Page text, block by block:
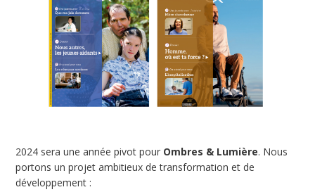
2024 sera une année pivot pour Ombres & Lumière. Nous
portons un projet ambitieux de transformation et de
développement :